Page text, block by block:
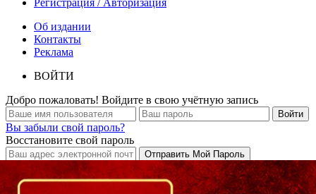
Регистрация / Авторизация
Об издании
Контакты
Реклама
ВОЙТИ
Добро пожаловать! Войдите в свою учётную запись
Вы забыли свой пароль?
Восстановите свой пароль
Кто есть кто в Байкальском регионе